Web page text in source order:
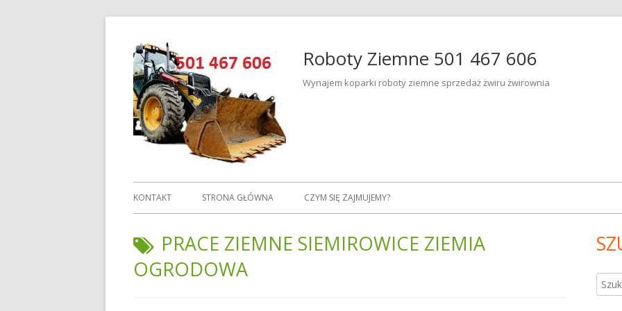
Roboty Ziemne 501 467 606
Wynajem koparki roboty ziemne sprzedaż żwiru żwirownia
Menu
KONTAKT STRONA GŁÓWNA CZYM SIĘ ZAJMUJEMY?
TAGI:
PRACE ZIEMNE SIEMIROWICE ZIEMIA
OGRODOWA